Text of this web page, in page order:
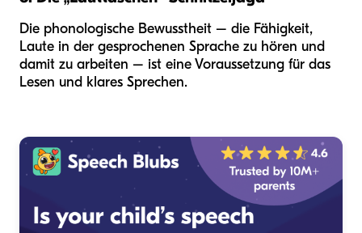
Die phonologische Bewusstheit – die Fähigkeit,
Laute in der gesprochenen Sprache zu hören und
damit zu arbeiten – ist eine Voraussetzung für das
Lesen und klares Sprechen.